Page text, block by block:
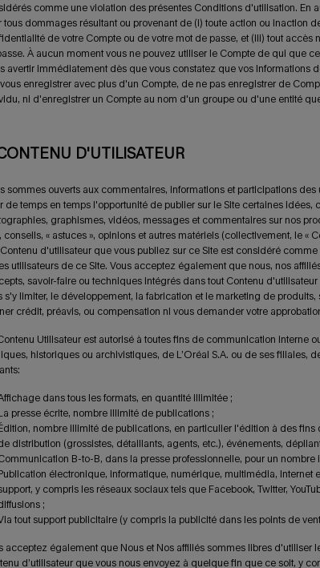
comme une violation des présentes Conditions d'utilisation. En
tous dommages résultant ou provenant de (i) toute action ou inaction
de votre Compte ou de votre mot de passe, et (iii) tout accès
À aucun moment vous ne pouvez utiliser le Compte de qui que
avertir immédiatement dès que vous constatez que vos Informations
enregistrer avec plus d'un Compte, de ne pas enregistrer de
ni d'enregistrer un Compte au nom d'un groupe ou d'une entité
D'UTILISATEUR
sommes ouverts aux commentaires, informations et participations
de temps en temps l'opportunité de publier sur le Site certaines idées,
graphismes, vidéos, messages et commentaires sur nos
conseils, « astuces », opinions et autres matériels (collectivement, le «
d'utilisateur que vous publiez sur ce Site est considéré
utilisateurs de ce Site. Vous acceptez également que nous, nos
savoir-faire ou techniques intégrés dans tout Contenu
s'y limiter, le développement, la fabrication et le marketing de
crédit, préavis, ou compensation ni vous demander votre
Utilisateur est autorisé à toutes fins de communication interne
historiques ou archivistiques, de L’Oréal S.A. ou de ses filiales,
dans tous les formats, en quantité illimitée ;
presse écrite, nombre illimité de publications ;
nombre illimité de publications, en particulier l'édition à des
distribution (grossistes, détaillants, agents, etc.), événements,
B-to-B, dans la presse professionnelle, pour un
électronique, informatique, numérique, multimédia, Internet
y compris les réseaux sociaux tels que Facebook, Twitter,
;
tout support publicitaire (y compris la publicité dans les points de
acceptez également que Nous et Nos affiliés sommes libres d'utiliser
d’utilisateur que vous nous envoyez à quelque fin que ce soit, y